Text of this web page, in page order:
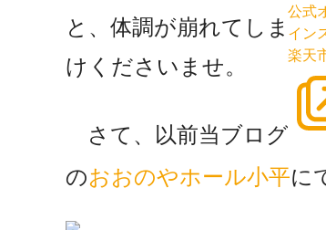
公式
イン
楽天
と、体調が崩れてしまい
けくださいませ。
さて、以前当ブログに
のおおのやホール小平に